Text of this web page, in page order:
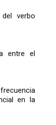
verbo
entre el
en la